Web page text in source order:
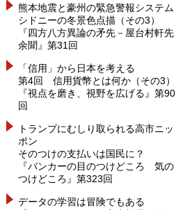
熊本地震と豪州の緊急警報システム
シドニーの冬景色点描（その3）
『四方八方異論の矛先－屋台村軒先
余聞』第31回
「信用」から日本を考える
第4回 信用貨幣とは何か（その3）
『視点を磨き、視野を広げる』第90
回
トランプにむしり取られる高市ニッ
ポン
そのつけの支払いは国民に？
『バンカーの目のつけどころ 気の
つけどころ』第323回
データの学習は冒険でもある